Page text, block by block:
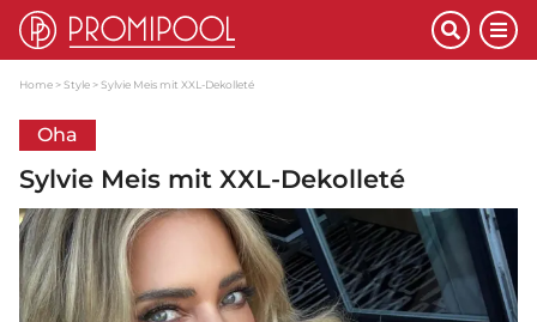
Home Style Sylvie Meis mit XXL-Dekolleté
Oha
Sylvie Meis mit XXL-Dekolleté